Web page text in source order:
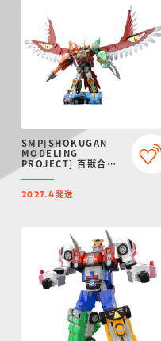
SMP[SHOKUGAN
MODELING
PROJECT] 百獣合体
2027年4月発送】
2027.4発送